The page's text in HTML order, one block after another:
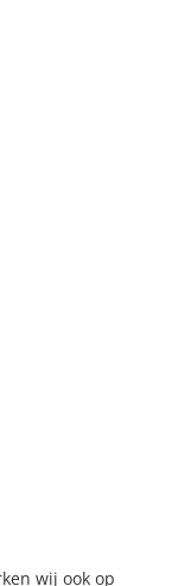
wij ook op